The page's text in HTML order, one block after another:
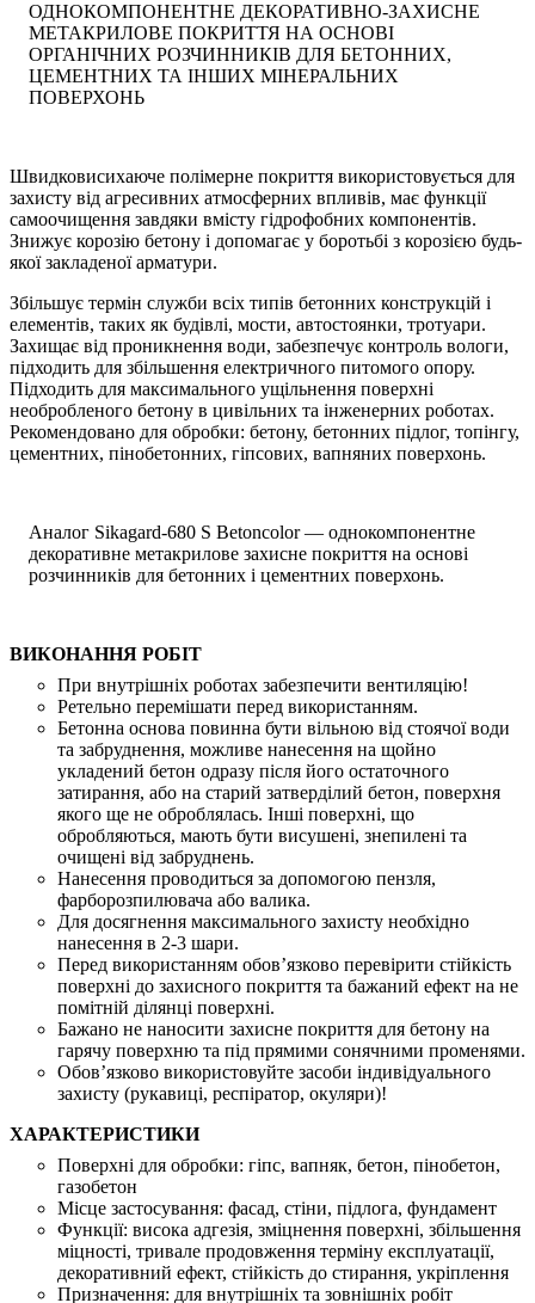
ОДНОКОМПОНЕНТНЕ ДЕКОРАТИВНО-ЗАХИСНЕ
МЕТАКРИЛОВЕ ПОКРИТТЯ НА ОСНОВІ
ОРГАНІЧНИХ РОЗЧИННИКІВ ДЛЯ БЕТОННИХ,
ЦЕМЕНТНИХ ТА ІНШИХ МІНЕРАЛЬНИХ
ПОВЕРХОНЬ
Швидковисихаюче полімерне покриття використовується для
захисту від агресивних атмосферних впливів, має функції
самоочищення завдяки вмісту гідрофобних компонентів.
Знижує корозію бетону і допомагає у боротьбі з корозією будь-
якої закладеної арматури.
Збільшує термін служби всіх типів бетонних конструкцій і
елементів, таких як будівлі, мости, автостоянки, тротуари.
Захищає від проникнення води, забезпечує контроль вологи,
підходить для збільшення електричного питомого опору.
Підходить для максимального ущільнення поверхні
необробленого бетону в цивільних та інженерних роботах.
Рекомендовано для обробки: бетону, бетонних підлог, топінгу,
цементних, пінобетонних, гіпсових, вапняних поверхонь.
Аналог Sikagard-680 S Betoncolor — однокомпонентне
декоративне метакрилове захисне покриття на основі
розчинників для бетонних і цементних поверхонь.
ВИКОНАННЯ РОБІТ
При внутрішніх роботах забезпечити вентиляцію!
Ретельно перемішати перед використанням.
Бетонна основа повинна бути вільною від стоячої води
та забруднення, можливе нанесення на щойно
укладений бетон одразу після його остаточного
затирання, або на старий затверділий бетон, поверхня
якого ще не оброблялась. Інші поверхні, що
обробляються, мають бути висушені, знепилені та
очищені від забруднень.
Нанесення проводиться за допомогою пензля,
фарборозпилювача або валика.
Для досягнення максимального захисту необхідно
нанесення в 2-3 шари.
Перед використанням обов’язково перевірити стійкість
поверхні до захисного покриття та бажаний ефект на не
помітній ділянці поверхні.
Бажано не наносити захисне покриття для бетону на
гарячу поверхню та під прямими сонячними променями.
Обов’язково використовуйте засоби індивідуального
захисту (рукавиці, респіратор, окуляри)!
ХАРАКТЕРИСТИКИ
Поверхні для обробки: гіпс, вапняк, бетон, пінобетон,
газобетон
Місце застосування: фасад, стіни, підлога, фундамент
Функції: висока адгезія, зміцнення поверхні, збільшення
міцності, тривале продовження терміну експлуатації,
декоративний ефект, стійкість до стирання, укріплення
Призначення: для внутрішніх та зовнішніх робіт